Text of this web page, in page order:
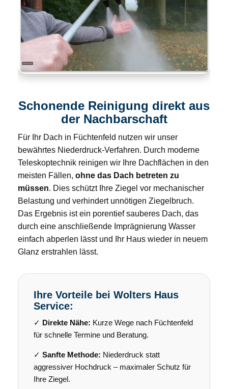
Schonende Reinigung direkt aus
der Nachbarschaft
Für Ihr Dach in Füchtenfeld nutzen wir unser
bewährtes Niederdruck-Verfahren. Durch moderne
Teleskoptechnik reinigen wir Ihre Dachflächen in den
meisten Fällen, ohne das Dach betreten zu
müssen. Dies schützt Ihre Ziegel vor mechanischer
Belastung und verhindert unnötigen Ziegelbruch.
Das Ergebnis ist ein porentief sauberes Dach, das
durch eine anschließende Imprägnierung Wasser
einfach abperlen lässt und Ihr Haus wieder in neuem
Glanz erstrahlen lässt.
Ihre Vorteile bei Wolters Haus
Service:
✓ Direkte Nähe: Kurze Wege nach Füchtenfeld
für schnelle Termine und Beratung.
✓ Sanfte Methode: Niederdruck statt
aggressiver Hochdruck – maximaler Schutz für
Ihre Ziegel.